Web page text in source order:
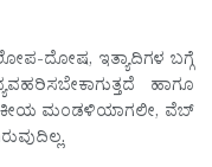
ದೋಷ, ಇತ್ಯಾದಿಗಳ ಬಗ್ಗೆ
ಹಾಗೂ
ಮಂಡಳಿಯಾಗಲೀ, ವೆಬ್